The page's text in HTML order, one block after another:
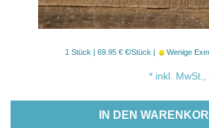
1 Stück | 69.95 € €/Stück
Wenige
* inkl.
IN DEN